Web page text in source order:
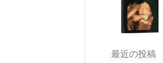
最近の投稿